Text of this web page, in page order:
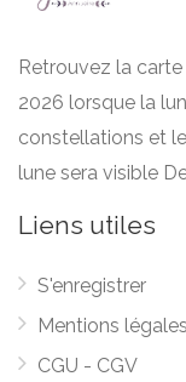
Retrouvez la
2026 lorsque la
constellations et
lune sera visible
Liens utiles
S'enregistrer
Mentions légales
CGU - CGV